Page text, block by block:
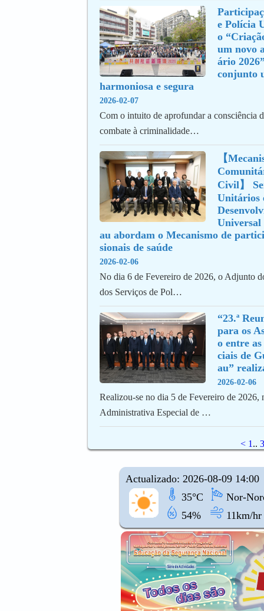
e Polícia
o
um novo
ário
conjunto
harmoniosa e segura
2026-02-07
Com o intuito de aprofundar a consciência
combate à criminalidade…
【
Civil】
Unitários
Universal
au abordam o Mecanismo de
sionais de saúde
2026-02-06
No dia 6 de Fevereiro de 2026, o Adjunto
dos Serviços de Pol…
“23.ª
para os
o entre
ciais de
au”
2026-02-06
Realizou-se no dia 5 de Fevereiro de 2026,
Administrativa Especial de …
< 1 ..
Actualizado: 2026-08-09 14:00
35°C
Nor-
54%
11km/hr